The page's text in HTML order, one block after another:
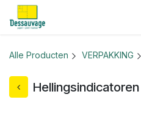
Overslaan naar inhoud
Alle Producten VERPAKKING
Hellingsindicatoren